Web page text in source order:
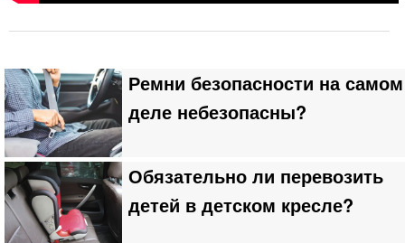
Ремни безопасности на самом
деле небезопасны?
Обязательно ли перевозить
детей в детском кресле?